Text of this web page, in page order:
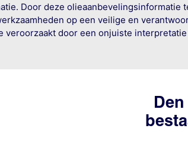
Door deze
op een veilige en
veroorzaakt door een onjuiste